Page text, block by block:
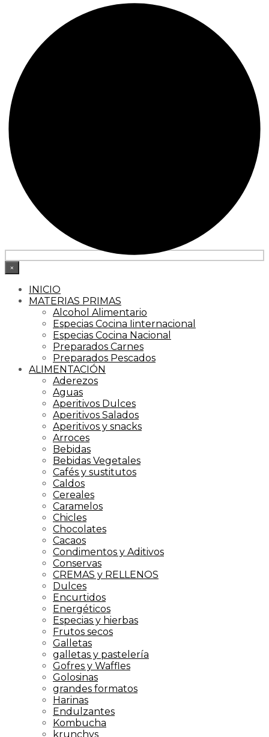
×
INICIO
MATERIAS PRIMAS
Alcohol Alimentario
Especias Cocina Iinternacional
Especias Cocina Nacional
Preparados Carnes
Preparados Pescados
ALIMENTACIÓN
Aderezos
Aguas
Aperitivos Dulces
Aperitivos Salados
Aperitivos y snacks
Arroces
Bebidas
Bebidas Vegetales
Cafés y sustitutos
Caldos
Cereales
Caramelos
Chicles
Chocolates
Cacaos
Condimentos y Aditivos
Conservas
CREMAS y RELLENOS
Dulces
Encurtidos
Energéticos
Especias y hierbas
Frutos secos
Galletas
galletas y pastelería
Gofres y Waffles
Golosinas
grandes formatos
Harinas
Endulzantes
Kombucha
krunchys